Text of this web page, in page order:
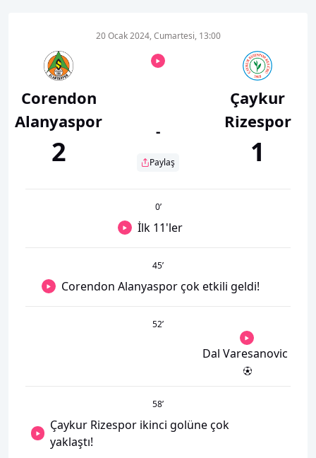
Corendon
Alanyaspor
2
20 Ocak 2024, Cumartesi, 13:00
-
Paylaş
Çaykur
Rizespor
1
0’
İlk 11'ler
45’
Corendon Alanyaspor çok etkili geldi!
52’
Dal Varesanovic
58’
Çaykur Rizespor ikinci golüne çok
yaklaştı!